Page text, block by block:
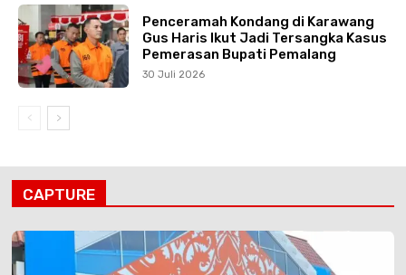
Penceramah Kondang di Karawang
Gus Haris Ikut Jadi Tersangka Kasus
Pemerasan Bupati Pemalang
30 Juli 2026
CAPTURE